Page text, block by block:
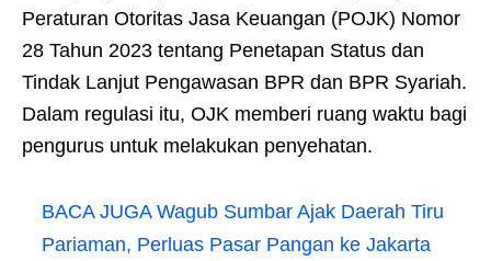
Peraturan Otoritas Jasa Keuangan (POJK) Nomor
28 Tahun 2023 tentang Penetapan Status dan
Tindak Lanjut Pengawasan BPR dan BPR Syariah.
Dalam regulasi itu, OJK memberi ruang waktu bagi
pengurus untuk melakukan penyehatan.
BACA JUGA Wagub Sumbar Ajak Daerah Tiru
Pariaman, Perluas Pasar Pangan ke Jakarta